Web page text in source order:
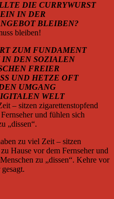
DIE CURRYWURST
IN DER
BLEIBEN?
bleiben!
ZUM FUNDAMENT
DEN SOZIALEN
FREIER
UND HETZE OFT
UMGANG
WELT
– sitzen zigarettenstopfend
und fühlen sich
„dissen“.
zu viel Zeit – sitzen
Hause vor dem Fernseher und
zu „dissen“. Kehre vor